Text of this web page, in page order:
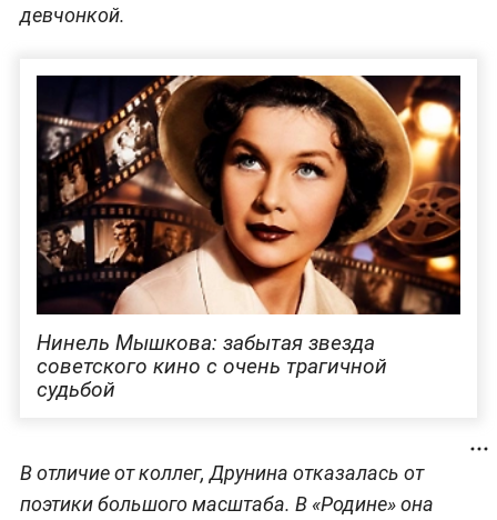
девчонкой.
Нинель Мышкова: забытая звезда
советского кино с очень трагичной
судьбой
В отличие от коллег, Друнина отказалась от
поэтики большого масштаба. В «Родине» она